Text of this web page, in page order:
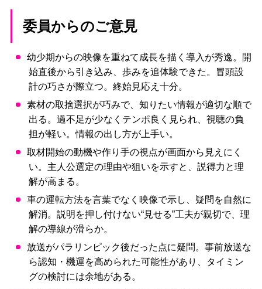
委員からのご意見
幼少期からの映像を重ねて成長を描く導入が秀逸。開
始直後から引き込み、歩みを追体験できた。冒頭設
計の巧さが際立つ。終始見応え十分。
素材の取捨選択が巧みで、知りたい情報が適切な順で
出る。過不足が少なくテンポ良く見られ、視聴の負
担が軽い。情報の出し方が上手い。
取材開始の動機や作り手の視点が画面から見えにく
い。主人公選定の理由や狙いを示すと、説得力と理
解が高まる。
車の運転方法を言葉でなく映像で示し、疑問を自然に
解消。説明を押し付けない“見せる”工夫が親切で、理
解の導線が滑らか。
放送がパラリンピック後だった点に疑問。事前放送な
ら認知・機運を高められた可能性があり、タイミン
グの検討には余地がある。